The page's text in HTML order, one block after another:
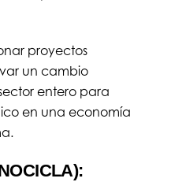
proyectos
un cambio
entero para
en una economía